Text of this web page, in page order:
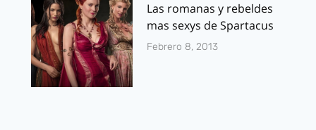
Las romanas y rebeldes
mas sexys de Spartacus
Febrero 8, 2013